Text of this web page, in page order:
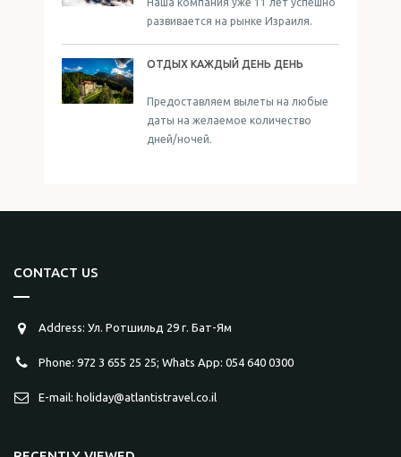
развивается на рынке Израиля.
ОТДЫХ КАЖДЫЙ ДЕНЬ ДЕНЬ
Предоставляем вылеты на любые
даты на желаемое количество
дней/ночей.
CONTACT US
Address: Ул. Ротшильд 29 г. Бат-Ям
Phone: 972 3 655 25 25; Whats App: 054 640 0300
E-mail: holiday@atlantistravel.co.il